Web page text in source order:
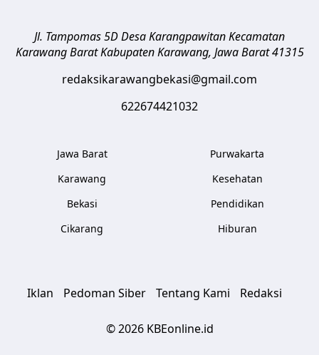
Jl. Tampomas 5D Desa Karangpawitan Kecamatan
Karawang Barat Kabupaten Karawang, Jawa Barat 41315
redaksikarawangbekasi@gmail.com
622674421032
Jawa Barat
Karawang
Bekasi
Cikarang
Purwakarta
Kesehatan
Pendidikan
Hiburan
Iklan Pedoman Siber Tentang Kami Redaksi
© 2026 KBEonline.id